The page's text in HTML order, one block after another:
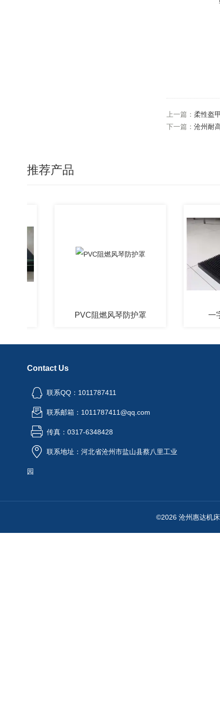
上一篇： 柔性盔
下一篇： 沧州耐
推荐产品
PVC阻燃风琴防护罩 一字型
Contact Us
联系QQ：1011787411
联系邮箱：1011787411@qq.com
传真：0317-6348428
联系地址：河北省沧州市盐山县蔡八里工业
园
©2026 沧州惠达机